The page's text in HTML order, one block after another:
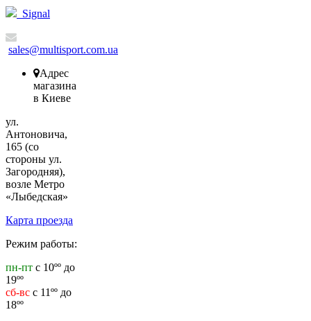
Signal
sales@multisport.com.ua
Адрес
магазина
в Киеве
ул.
Антоновича,
165 (со
стороны ул.
Загородняя),
возле Метро
«Лыбедская»
Карта проезда
Режим работы:
пн-пт с 10ºº до
19ºº
сб-вс с 11ºº до
18ºº